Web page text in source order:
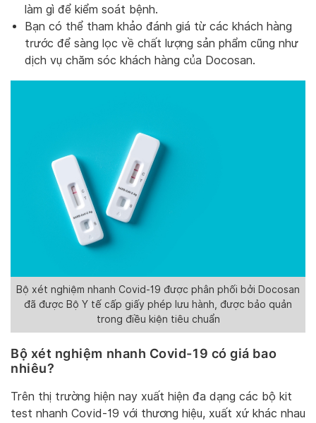
làm gì để kiểm soát bệnh.
Bạn có thể tham khảo đánh giá từ các khách hàng
trước để sàng lọc về chất lượng sản phẩm cũng như
dịch vụ chăm sóc khách hàng của Docosan.
Bộ xét nghiệm nhanh Covid-19 được phân phối bởi Docosan
đã được Bộ Y tế cấp giấy phép lưu hành, được bảo quản
trong điều kiện tiêu chuẩn
Bộ xét nghiệm nhanh Covid-19 có giá bao
nhiêu?
Trên thị trường hiện nay xuất hiện đa dạng các bộ kit
test nhanh Covid-19 với thương hiệu, xuất xứ khác nhau